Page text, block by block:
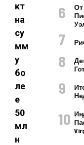
кт
на
су
мм
у
бо
ле
е
50
мл
н
От